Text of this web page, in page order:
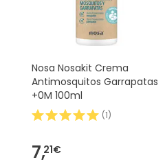
Nosa Nosakit Crema
Antimosquitos Garrapatas
+0M 100ml
(1)
7,21€